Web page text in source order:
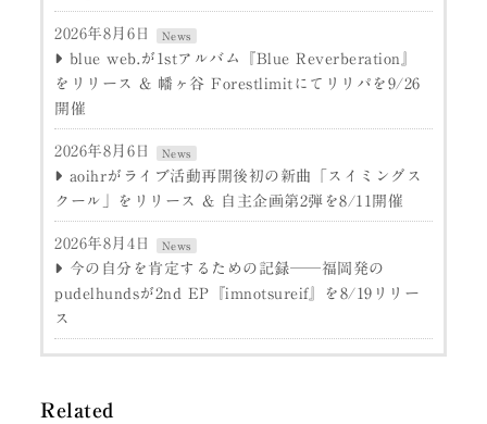
2026年8月6日 News
blue web.が1stアルバム『Blue Reverberation』
をリリース & 幡ヶ谷 Forestlimitにてリリパを9/26
開催
2026年8月6日 News
aoihrがライブ活動再開後初の新曲「スイミングス
クール」をリリース & 自主企画第2弾を8/11開催
2026年8月4日 News
今の自分を肯定するための記録──福岡発の
pudelhundsが2nd EP『imnotsureif』を8/19リリー
ス
Related